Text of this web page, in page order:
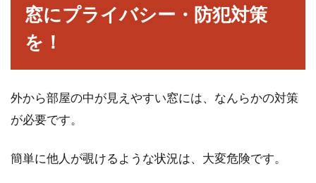
窓にプライバシー・防犯対策
を！
外から部屋の中が見えやすい窓には、なんらかの対策
が必要です。
簡単に他人が覗けるような状況は、大変危険です。